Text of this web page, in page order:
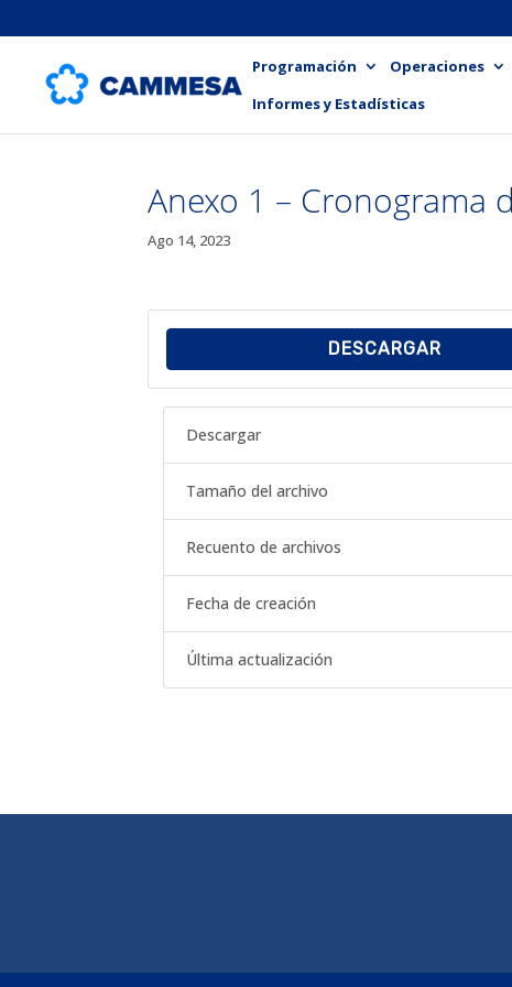
Programación Operaciones
Informes y Estadísticas
Anexo 1 – Cronograma
Ago 14, 2023
DESCARGAR
Descargar
Tamaño del archivo
Recuento de archivos
Fecha de creación
Última actualización